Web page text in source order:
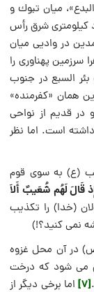
ميان تبوك و
و هفتاد كيلومترى شرق رأس
در واديى ميان
پهناورى را
السبع در جنوب
همان «كفرمنده»
قديم از نواحى
است. اما نظر
(ع) به سوی قوم
قَالَ لَهُم شُعَيبٌ أَلاَ
(خدا) را تكذيب
نمى كنيد؟!)
در آن محل غزوه
می شود که درخت
[7] اما برخی دیگر از